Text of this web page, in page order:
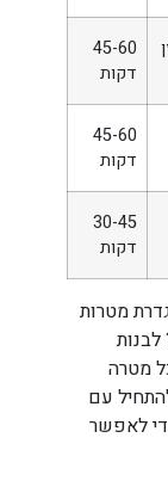
45-60
דקות
45-60
דקות
30-45
דקות
מטרות
מטרה
עם
לאפשר